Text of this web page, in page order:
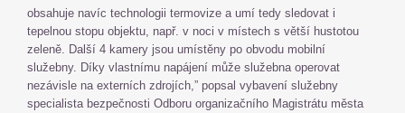
obsahuje navíc technologii termovize a umí tedy sledovat i
tepelnou stopu objektu, např. v noci v místech s větší hustotou
zeleně. Další 4 kamery jsou umístěny po obvodu mobilní
služebny. Díky vlastnímu napájení může služebna operovat
nezávisle na externích zdrojích,” popsal vybavení služebny
specialista bezpečnosti Odboru organizačního Magistrátu města